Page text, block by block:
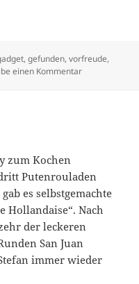
,gefunden,vorfreude,
einen Kommentarzu Zibit-Bots
zum Kochen
Putenrouladen
es selbstgemachte
Hollandaise“. Nach
der leckeren
San Juan
immer wieder